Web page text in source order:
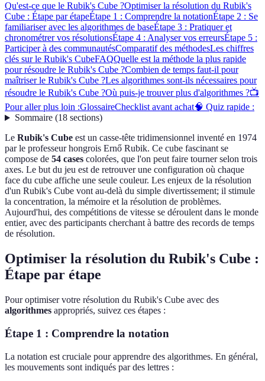
Qu'est-ce que le Rubik's Cube ?Optimiser la résolution du Rubik's
Cube : Étape par étapeÉtape 1 : Comprendre la notationÉtape 2 : Se
familiariser avec les algorithmes de baseÉtape 3 : Pratiquer et
chronométrer vos résolutionsÉtape 4 : Analyser vos erreursÉtape 5 :
Participer à des communautésComparatif des méthodesLes chiffres
clés sur le Rubik's CubeFAQQuelle est la méthode la plus rapide
pour résoudre le Rubik's Cube ?Combien de temps faut-il pour
maîtriser le Rubik's Cube ?Les algorithmes sont-ils nécessaires pour
résoudre le Rubik's Cube ?Où puis-je trouver plus d'algorithmes ?📺
Pour aller plus loin :GlossaireChecklist avant achat🧠 Quiz rapide :
Sommaire(18 sections)
Le Rubik's Cube est un casse-tête tridimensionnel inventé en 1974
par le professeur hongrois Ernő Rubik. Ce cube fascinant se
compose de 54 cases colorées, que l'on peut faire tourner selon trois
axes. Le but du jeu est de retrouver une configuration où chaque
face du cube affiche une seule couleur. Les enjeux de la résolution
d'un Rubik's Cube vont au-delà du simple divertissement; il stimule
la concentration, la mémoire et la résolution de problèmes.
Aujourd'hui, des compétitions de vitesse se déroulent dans le monde
entier, avec des participants cherchant à battre des records de temps
de résolution.
Optimiser la résolution du Rubik's Cube :
Étape par étape
Pour optimiser votre résolution du Rubik's Cube avec des
algorithmes appropriés, suivez ces étapes :
Étape 1 : Comprendre la notation
La notation est cruciale pour apprendre des algorithmes. En général,
les mouvements sont indiqués par des lettres :